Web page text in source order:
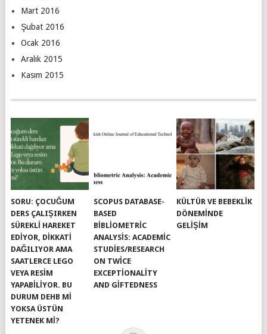
Mart 2016
Şubat 2016
Ocak 2016
Aralık 2015
Kasım 2015
SORU: ÇOCUĞUM
DERS ÇALIŞIRKEN
SÜREKLI HAREKET
EDIYOR, DIKKATI
DAĞILIYOR AMA
SAATLERCE LEGO
VEYA RESIM
YAPABILIYOR. BU
DURUM DEHB MI
YOKSA ÜSTÜN
YETENEK MI?
SCOPUS DATABASE-
BASED
BIBLIOMETRIC
ANALYSIS: ACADEMIC
STUDIES/RESEARCH
ON TWICE
EXCEPTIONALITY
AND GIFTEDNESS
KÜLTÜR VE BEBEKLIK
DÖNEMINDE
GELIŞIM